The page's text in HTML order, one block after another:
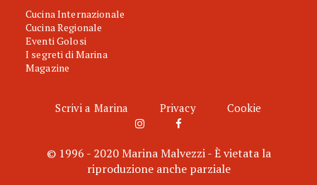
Cucina Internazionale
Cucina Regionale
Eventi Golosi
I segreti di Marina
Magazine
Scrivi a Marina Privacy Cookie
© 1996 - 2020 Marina Malvezzi - È vietata la
riproduzione anche parziale